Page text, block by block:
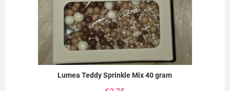
Lumea Teddy Sprinkle Mix 40 gram